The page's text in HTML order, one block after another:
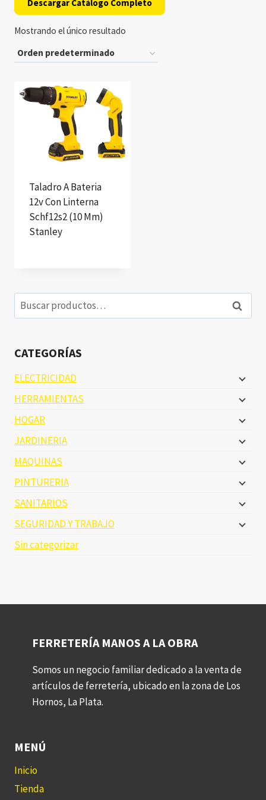
Descargar Catálogo Completo
Mostrando el único resultado
Taladro A Bateria
12v Con Linterna
Schf12s2 (10 Mm)
Stanley
Buscar
por:
Buscar
CATEGORÍAS
ELECTRICIDAD
HERRAMIENTAS
HOGAR
JARDINERIA
MAQUINAS
PINTURERIA
SANITARIOS
SEGURIDAD Y TRABAJO
Sin categorizar
FERRETERÍA MANOS A LA OBRA
Somos un negocio familiar dedicado a la venta de
artículos de ferretería, ubicado en la zona de Los
Hornos, La Plata.
MENÚ
Inicio
Tienda